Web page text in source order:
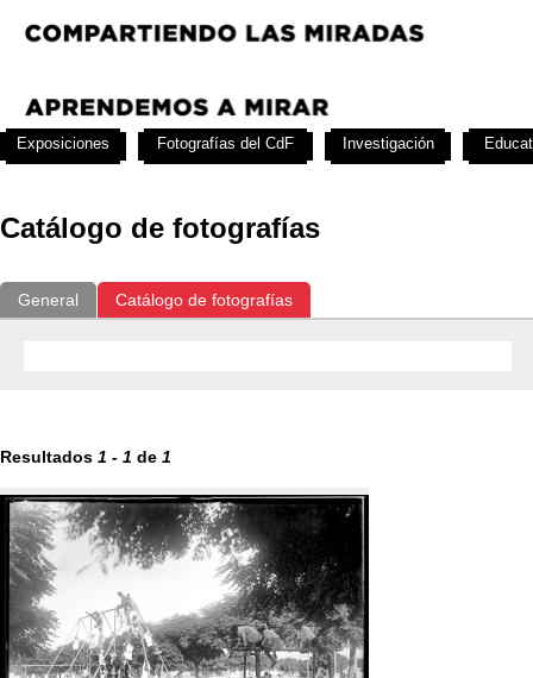
Catálogo de fotografías
General Catálogo de fotografías
Resultados 1 - 1 de 1
Exposiciones Fotografías del CdF Investigación